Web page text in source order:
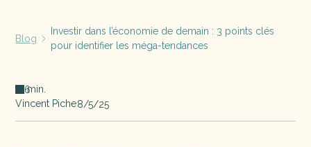
Blog
Investir dans l’économie de demain : 3 points clés
pour identifier les méga-tendances
6min.
Vincent Piche8/5/25